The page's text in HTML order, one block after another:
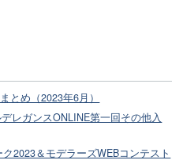
とめ（2023年6月）
レガンスONLINE第一回その他入
2023＆モデラーズWEBコンテスト